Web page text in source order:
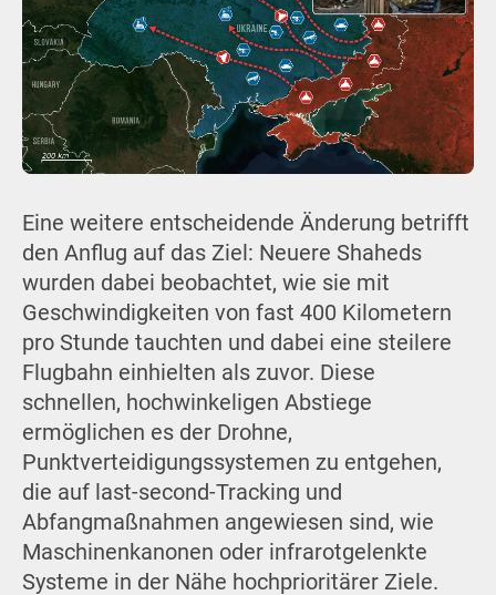
Eine weitere entscheidende Änderung betrifft
den Anflug auf das Ziel: Neuere Shaheds
wurden dabei beobachtet, wie sie mit
Geschwindigkeiten von fast 400 Kilometern
pro Stunde tauchten und dabei eine steilere
Flugbahn einhielten als zuvor. Diese
schnellen, hochwinkeligen Abstiege
ermöglichen es der Drohne,
Punktverteidigungssystemen zu entgehen,
die auf last-second-Tracking und
Abfangmaßnahmen angewiesen sind, wie
Maschinenkanonen oder infrarotgelenkte
Systeme in der Nähe hochprioritärer Ziele.